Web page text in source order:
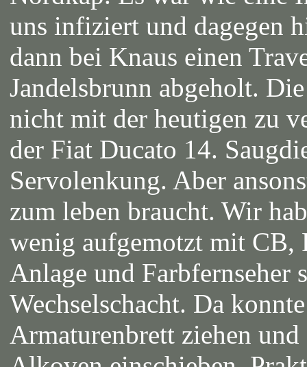
uns infiziert und dagegen
dann bei Knaus einen
Jandelsbrunn abgeholt.
nicht mit der heutigen zu
der Fiat Ducato 14.
Servolenkung. Aber
zum leben braucht. Wir
wenig aufgemotzt mit CB,
Anlage und Farbfernseher
Wechselschacht. Da
Armaturenbrett ziehen